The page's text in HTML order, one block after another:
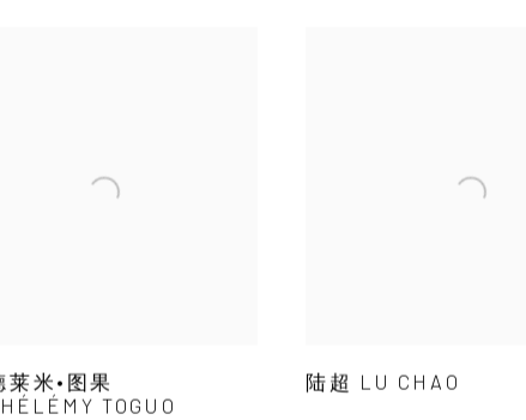
莱米•图果
TOGUO
陆超 LU CHAO